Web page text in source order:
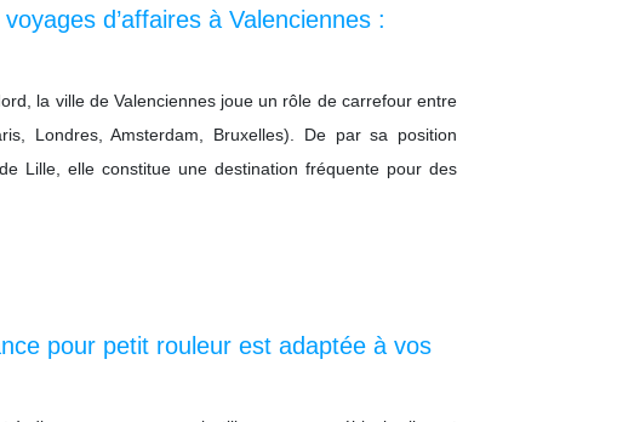
d’affaires à Valenciennes :
la ville de Valenciennes joue un rôle de carrefour entre
Londres, Amsterdam, Bruxelles). De par sa position
Lille, elle constitue une destination fréquente pour des
pour petit rouleur est adaptée à vos